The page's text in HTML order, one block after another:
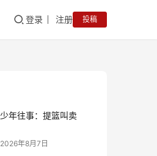
登录 注册 投稿
少年往事：提篮叫卖
2026年8月7日